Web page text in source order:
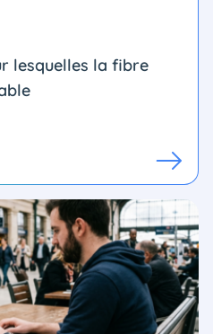
lesquelles la fibre